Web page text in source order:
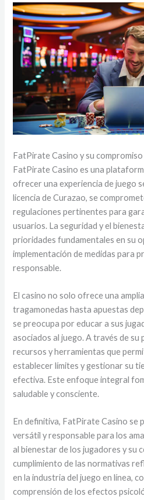
FatPirate Casino y su
FatPirate Casino es una
ofrecer una experiencia de juego
licencia de Curazao, se
regulaciones pertinentes para
usuarios. La seguridad y el
prioridades fundamentales en su
implementación de medidas para
responsable.
El casino no solo ofrece una
tragamonedas hasta apuestas
se preocupa por educar a sus
asociados al juego. A través de
recursos y herramientas que
establecer límites y gestionar su
efectiva. Este enfoque integral
saludable y consciente.
En definitiva, FatPirate Casino se
versátil y responsable para los
al bienestar de los jugadores y su
cumplimiento de las normativas
en la industria del juego en línea,
comprensión de los efectos